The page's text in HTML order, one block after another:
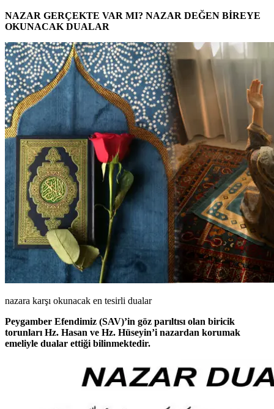
NAZAR GERÇEKTE VAR MI? NAZAR DEĞEN BİREYE
OKUNACAK DUALAR
nazara karşı okunacak en tesirli dualar
Peygamber Efendimiz (SAV)’in göz parıltısı olan biricik
torunları Hz. Hasan ve Hz. Hüseyin’i nazardan korumak
emeliyle dualar ettiği bilinmektedir.